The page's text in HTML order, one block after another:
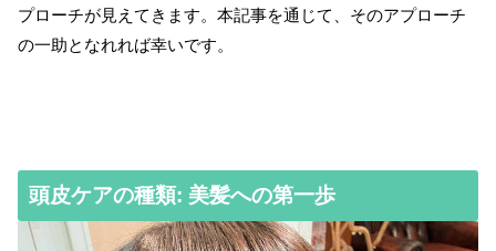
プローチが見えてきます。本記事を通じて、そのアプローチ
の一助となれれば幸いです。
頭皮ケアの種類: 美髪への第一歩